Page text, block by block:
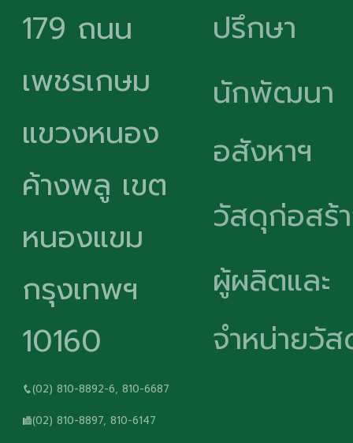
179 ถนน
เพชรเกษม
แขวงหนอง
ค้างพลู เขต
หนองแขม
กรุงเทพฯ
10160
(02) 810-8892-6, 810-6687
(02) 810-8897, 810-6147
ปรึกษา
นักพัฒนา
อสังหาฯ
วัสดุก่อสร้
ผู้ผลิตและ
จำหน่ายวั